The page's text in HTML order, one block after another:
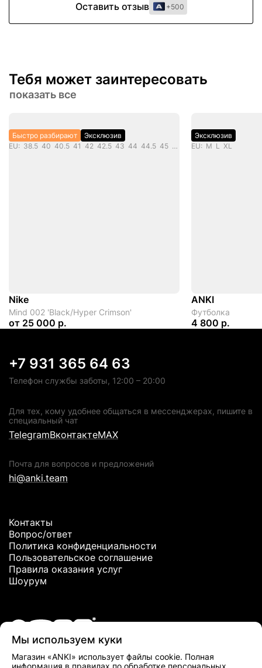
Оставить отзыв +500
Тебя может заинтересовать
показать все
Быстро разбирают
Эксклюзив
EU: 38.5 40 40.5 41 42 42.5 43 44 44.5 45 46 47.5 48.5 49.5
Nike
Mind 002 'Black/Hyper Crimson'
от 25 000 р.
Эксклюзив
EU: M L XL
ANKI
Футболка
4 800 р.
+7 931 365 64 63
Телефон службы заботы, 12:00 – 20:00
Для тех, кому удобнее общаться в мессенджерах, пишите в
специальный чат
TelegramВконтактеMAX
Почта для вопросов и предложений
hi@anki.team
Контакты
Вопрос/ответ
Политика конфиденциальности
Пользовательское соглашение
Правила оказания услуг
Шоурум
*Meta Platforms Inc. признана экстремистской организацией и
запрещена в РФ
Мы используем куки
Магазин «ANKI» использует файлы cookie. Полная
информация в правилах по обработке персональных